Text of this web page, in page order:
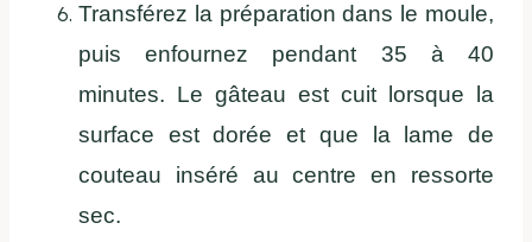
Transférez la préparation dans le moule,
puis enfournez pendant 35 à 40
minutes. Le gâteau est cuit lorsque la
surface est dorée et que la lame de
couteau inséré au centre en ressorte
sec.